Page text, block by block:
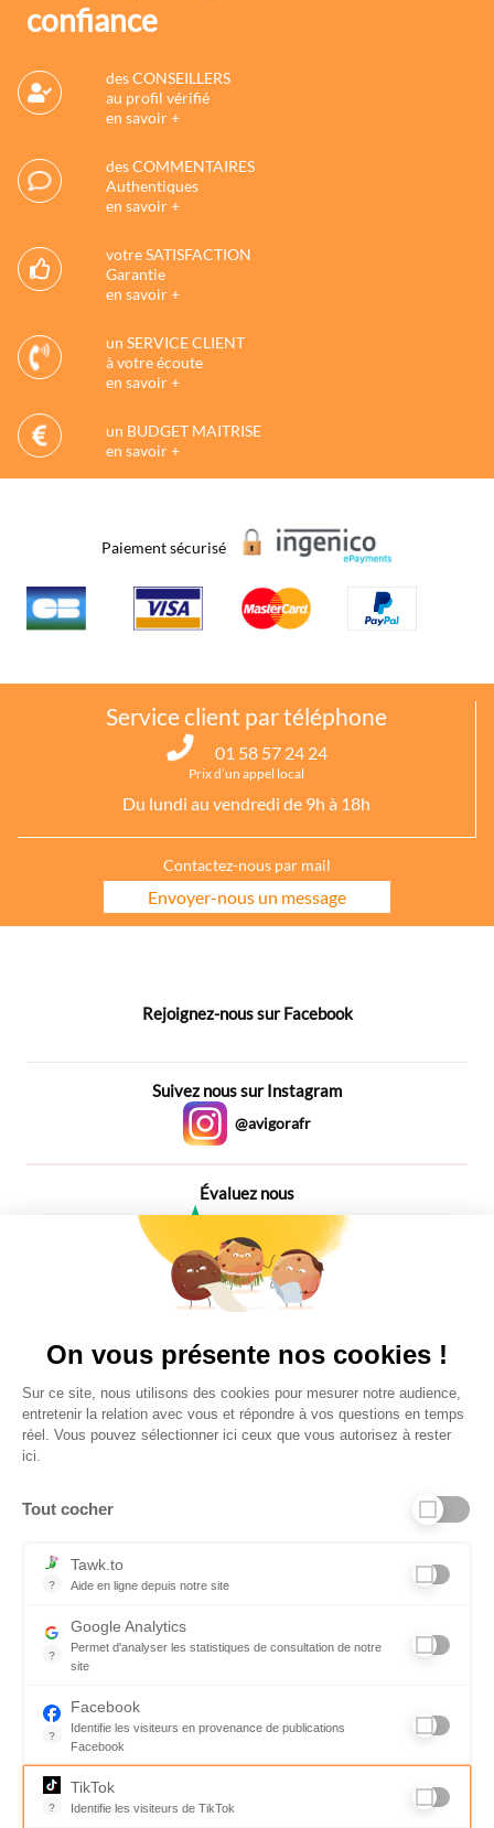
confiance
des CONSEILLERS
au profil vérifié
en savoir +
des COMMENTAIRES
Authentiques
en savoir +
votre SATISFACTION
Garantie
en savoir +
un SERVICE CLIENT
à votre écoute
en savoir +
un BUDGET MAITRISE
en savoir +
Paiement sécurisé
Service client par téléphone
01 58 57 24 24
Prix d’un appel local
Du lundi au vendredi de 9h à 18h
Contactez-nous par mail
Envoyer-nous un message
Rejoignez-nous sur Facebook
Suivez nous sur Instagram
@avigorafr
Évaluez nous
Plus de 650 Avis
FAQ - réponses à vos questions
Conditions Générales de Service
Charte qualité
On vous présente nos cookies !
Sur ce site, nous utilisons des cookies pour mesurer notre audience,
entretenir la relation avec vous et répondre à vos questions en temps
réel. Vous pouvez sélectionner ici ceux que vous autorisez à rester
ici.
Tout cocher
?
Tawk.to
Aide en ligne depuis notre site
?
Google Analytics
Permet d'analyser les statistiques de consultation de notre
site
?
Facebook
Identifie les visiteurs en provenance de publications
Facebook
Parce que vous ne venez pas tous les jours sur notre site, ce
?
TikTok
Identifie les visiteurs de TikTok